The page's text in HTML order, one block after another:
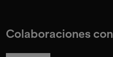
Colaboraciones con